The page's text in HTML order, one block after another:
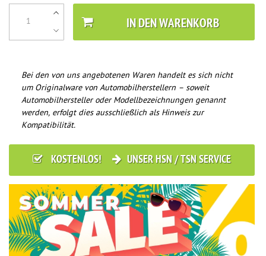
IN DEN WARENKORB
Bei den von uns angebotenen Waren handelt es sich nicht
um Originalware von Automobilherstellern – soweit
Automobilhersteller oder Modellbezeichnungen genannt
werden, erfolgt dies ausschließlich als Hinweis zur
Kompatibilität.
KOSTENLOS! UNSER HSN / TSN SERVICE